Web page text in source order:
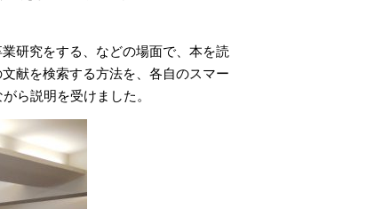
研究をする、などの場面で、本を読
献を検索する方法を、各自のスマー
ら説明を受けました。